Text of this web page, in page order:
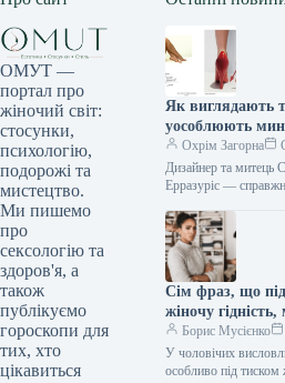
ОМУТ —
портал про
жіночий світ:
стосунки,
психологію,
подорожі та
мистецтво.
Ми пишемо
про
сексологію та
здоров'я, а
також
публікуємо
гороскопи для
тих, хто
цікавиться
Як виглядають
уособлюють
Охрім Загорна
Дизайнер та митець
Ерразуріс —
Лондоні, навчався у
Единбурзі, а…
Сім фраз, що
жіночу гідність,
байдуже,
стверджують
Борис Мусієнко
У чоловічих
особливо під тиском